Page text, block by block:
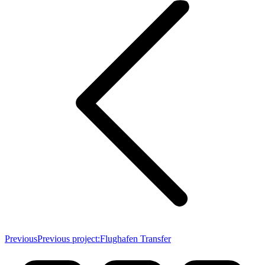
PreviousPrevious project:Flughafen Transfer